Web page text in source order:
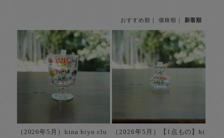
おすすめ順 価格順 新着順
（2026年5月）hina hiyo clu
（2026年5月）【1点もの】hi